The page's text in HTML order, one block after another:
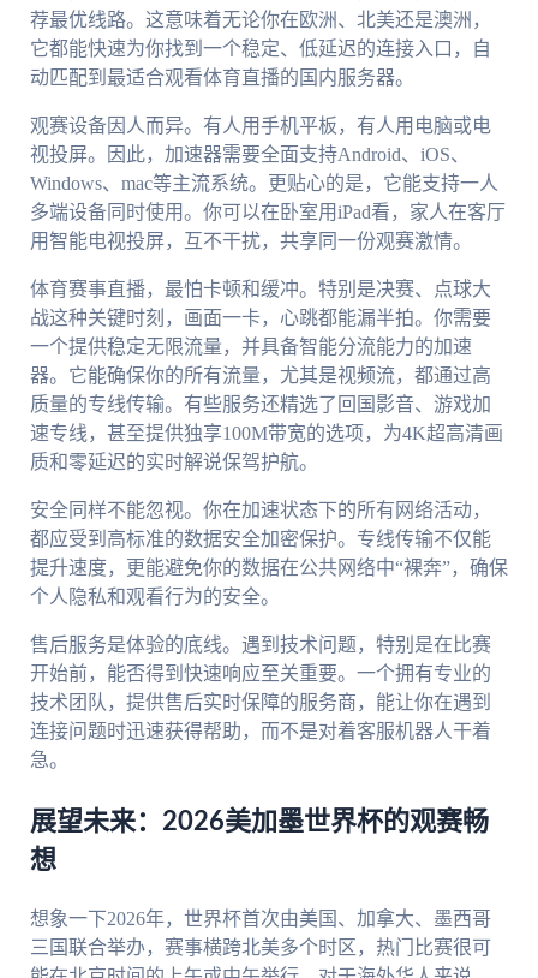
荐最优线路。这意味着无论你在欧洲、北美还是澳洲，
它都能快速为你找到一个稳定、低延迟的连接入口，自
动匹配到最适合观看体育直播的国内服务器。
观赛设备因人而异。有人用手机平板，有人用电脑或电
视投屏。因此，加速器需要全面支持Android、iOS、
Windows、mac等主流系统。更贴心的是，它能支持一人
多端设备同时使用。你可以在卧室用iPad看，家人在客厅
用智能电视投屏，互不干扰，共享同一份观赛激情。
体育赛事直播，最怕卡顿和缓冲。特别是决赛、点球大
战这种关键时刻，画面一卡，心跳都能漏半拍。你需要
一个提供稳定无限流量，并具备智能分流能力的加速
器。它能确保你的所有流量，尤其是视频流，都通过高
质量的专线传输。有些服务还精选了回国影音、游戏加
速专线，甚至提供独享100M带宽的选项，为4K超高清画
质和零延迟的实时解说保驾护航。
安全同样不能忽视。你在加速状态下的所有网络活动，
都应受到高标准的数据安全加密保护。专线传输不仅能
提升速度，更能避免你的数据在公共网络中“裸奔”，确保
个人隐私和观看行为的安全。
售后服务是体验的底线。遇到技术问题，特别是在比赛
开始前，能否得到快速响应至关重要。一个拥有专业的
技术团队，提供售后实时保障的服务商，能让你在遇到
连接问题时迅速获得帮助，而不是对着客服机器人干着
急。
展望未来：2026美加墨世界杯的观赛畅
想
想象一下2026年，世界杯首次由美国、加拿大、墨西哥
三国联合举办，赛事横跨北美多个时区，热门比赛很可